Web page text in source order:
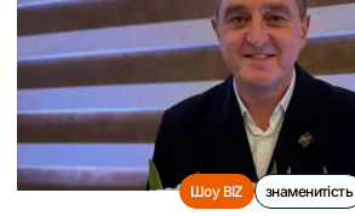
Шоу BIZ знаменитість